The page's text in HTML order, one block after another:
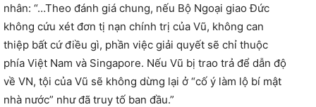
nhân: “…Theo đánh giá chung, nếu Bộ Ngoại giao Đức
không cứu xét đơn tị nạn chính trị của Vũ, không can
thiệp bất cứ điều gì, phần việc giải quyết sẽ chỉ thuộc
phía Việt Nam và Singapore. Nếu Vũ bị trao trả để dẫn độ
về VN, tội của Vũ sẽ không dừng lại ở “cố ý làm lộ bí mật
nhà nước” như đã truy tố ban đầu.”